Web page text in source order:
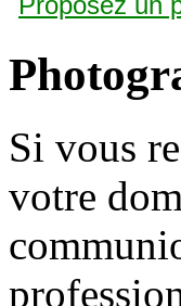
Si vous
votre